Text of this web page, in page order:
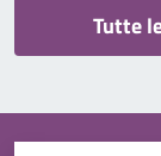
Tutte